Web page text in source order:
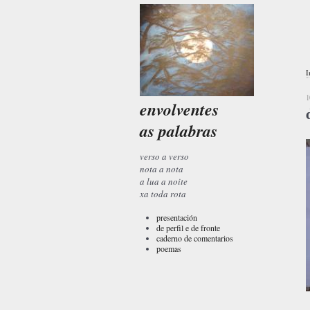
envolventes
as palabras
verso a verso
nota a nota
a lua a noite
xa toda rota
presentación
de perfil e de fronte
caderno de comentarios
poemas